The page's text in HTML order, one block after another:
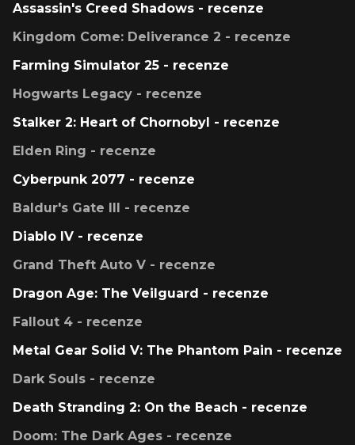
Assassin's Creed Shadows - recenze
Kingdom Come: Deliverance 2 - recenze
Farming Simulator 25 - recenze
Hogwarts Legacy - recenze
Stalker 2: Heart of Chornobyl - recenze
Elden Ring - recenze
Cyberpunk 2077 - recenze
Baldur's Gate III - recenze
Diablo IV - recenze
Grand Theft Auto V - recenze
Dragon Age: The Veilguard - recenze
Fallout 4 - recenze
Metal Gear Solid V: The Phantom Pain - recenze
Dark Souls - recenze
Death Stranding 2: On the Beach - recenze
Doom: The Dark Ages - recenze